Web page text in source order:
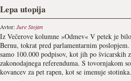
Lepa utopija
Avtor:Jure Stojan
Iz Večerove kolumne »Odmev« V petek je
Bernu, tokrat pred parlamentarnim
samo 100.000 podpisov, kot jih po švicarskih
zakonodajnega referenduma. S tovornjakom
kovancev za pet rapen, kot se imenuje